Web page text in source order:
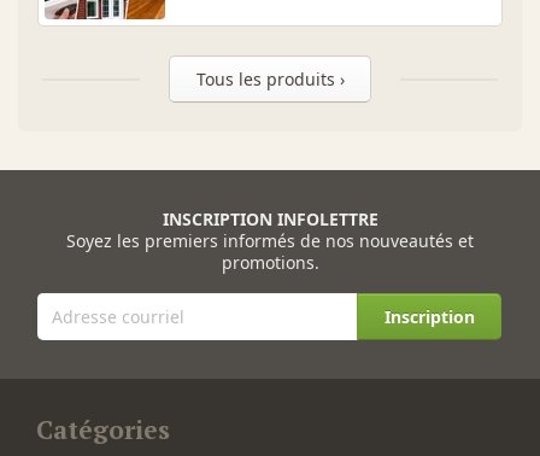
Tous les produits ›
INSCRIPTION INFOLETTRE
Soyez les premiers informés de nos nouveautés et
promotions.
Inscription
Catégories